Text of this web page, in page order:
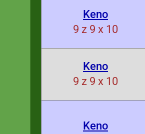
Keno
9 z 9 x 10
Keno
9 z 9 x 10
Keno